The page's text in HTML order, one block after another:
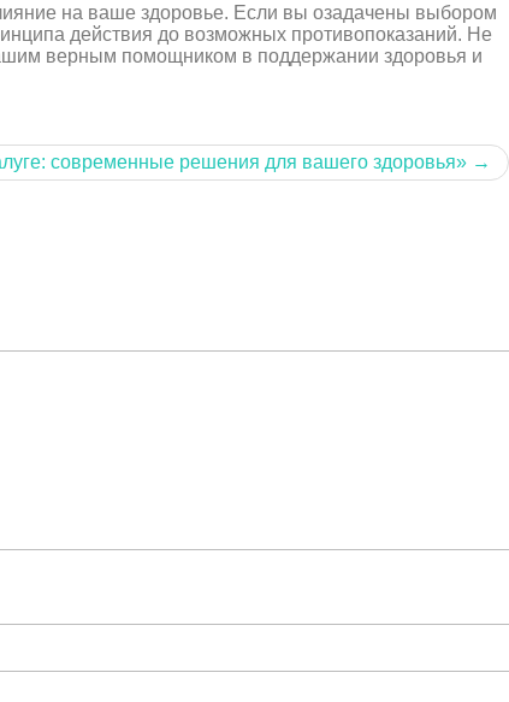
на ваше здоровье. Если вы озадачены выбором
действия до возможных противопоказаний. Не
верным помощником в поддержании здоровья и
современные решения для вашего здоровья»